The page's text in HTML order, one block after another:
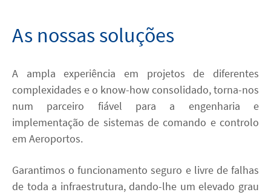
linkedinyoutube
ACESSIBILIDADE
As nossas soluções
A ampla experiência em projetos de diferentes
complexidades e o know-how consolidado, torna-nos
num parceiro fiável para a engenharia e
implementação de sistemas de comando e controlo
em Aeroportos.
Garantimos o funcionamento seguro e livre de falhas
de toda a infraestrutura, dando-lhe um elevado grau